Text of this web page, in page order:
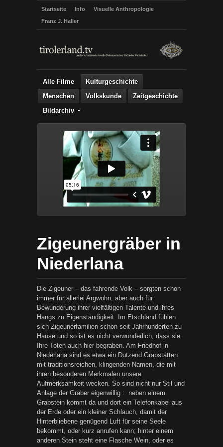
Startseite Info
Visuelle Anthropologie
Franz J. Haller
Alle Filme
Kulturgeschichte
Menschen
Volkskunde
Zeitgeschichte
Bildarchiv
Zigeunergräber in
Niederlana
Die Zigeuner – das fahrende Volk – sorgten schon
immer für allerlei Argwohn, aber auch für
Bewunderung ihrer vielfältigen Talente und ihres
Hangs zu Eigenständigkeit. Im Etschland fühlen
sich Zigeunerfamilien schon seit Jahrhunderten zu
Hause und so ist es nicht verwunderlich, dass sie
Ihre Toten auch hier begraben. Am Friedhof in
Niederlana sind es etwa ein Dutzend Grabstätten
mit traditionsreichen, klingenden Namen, die mit
ihren besonderen Merkmalen unsere
Aufmerksamkeit wecken. So sind nicht nur Stil und
Anlage der Gräber eigenwillig : neben einem
Grabstein kommt da und dort ein Telefonkabel aus
der Erde oder ein kleiner Schlauch, damit der
Hinterbliebene genügend Luft für seine Seele
bekommt, oder kurz anrufen kann; hinter einem
anderen Stein steht eine Flasche Wein, oder es